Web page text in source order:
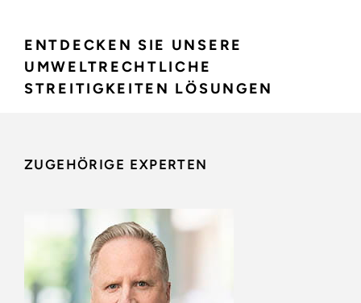
ENTDECKEN SIE UNSERE
UMWELTRECHTLICHE
STREITIGKEITEN LÖSUNGEN
ZUGEHÖRIGE EXPERTEN